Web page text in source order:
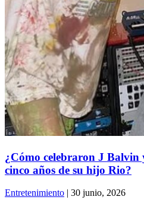
¿Cómo celebraron J Balvin
cinco años de su hijo Rio?
Entretenimiento | 30 junio, 2026